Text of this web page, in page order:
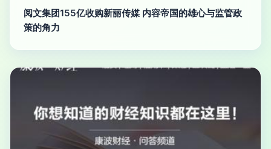
阅文集团155亿收购新丽传媒 内容帝国的雄心与监管政
策的角力